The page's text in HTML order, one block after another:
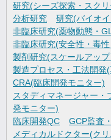
研究(シーズ探索・スク
分析研究
研究(バイオ
非臨床研究(薬物動態・
非臨床研究(安全性・毒
製剤研究(スケールアッ
製造プロセス・工法開発
CRA(臨床開発モニター)
スタディマネージャー・
発モニター)
臨床開発QC
GCP監査
メディカルドクター(ク